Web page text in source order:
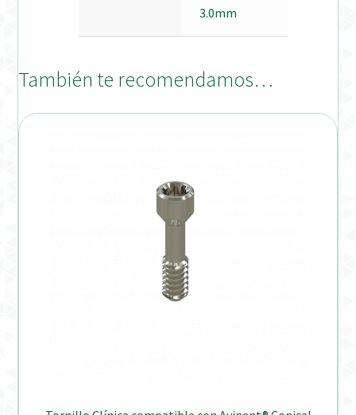
3.0mm
También te recomendamos…